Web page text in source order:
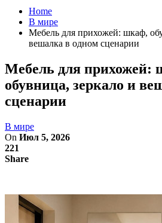
Home
В мире
Мебель для прихожей: шкаф,
вешалка в одном сценарии
Мебель для прихожей:
обувница, зеркало и
сценарии
В мире
On Июл 5, 2026
221
Share